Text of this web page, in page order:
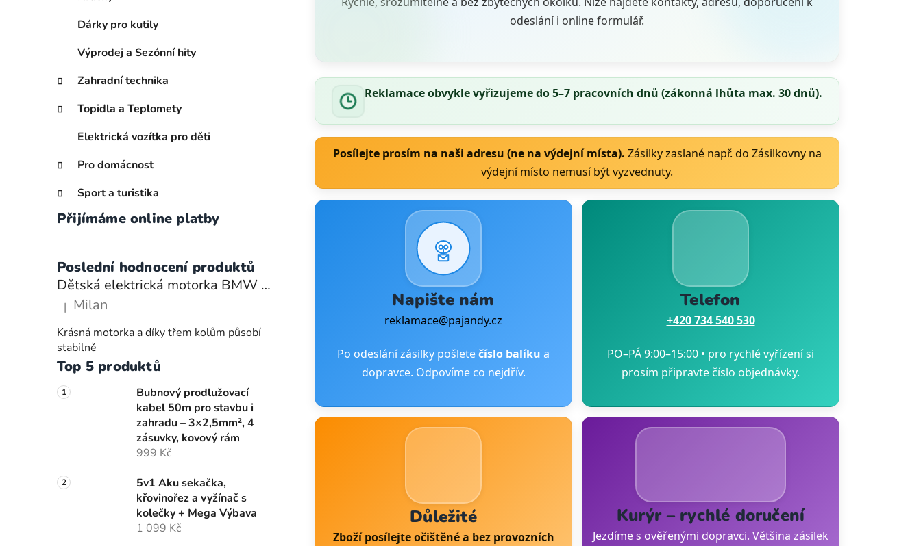
n
e
l
Dárky pro kutily
Výprodej a Sezónní hity
Zahradní technika
Topidla a Teplomety
Elektrická vozítka pro děti
Pro domácnost
Sport a turistika
Přijímáme online platby
Poslední hodnocení produktů
Dětská elektrická motorka BMW S1000RR 6V – modrá
Hodnocení produktu je 5 z 5 hvězdiček.
| Milan
Krásná motorka a díky třem kolům působí
stabilně
Top 5 produktů
Bubnový prodlužovací
kabel 50m pro stavbu i
zahradu – 3×2,5mm², 4
zásuvky, kovový rám
999 Kč
5v1 Aku sekačka,
křovinořez a vyžínač s
kolečky + Mega Výbava
1 099 Kč
odeslání i online formulář.
Reklamace obvykle vyřizujemedo 5–7 pracovních dnů (zákonná lhůta max. 30 dnů).
Posílejte prosím na naši adresu (ne na výdejní místa). Zásilky zaslané např. do Zásilkovny na
výdejní místo nemusí být vyzvednuty.
Napište nám
reklamace@pajandy.cz
Po odeslání zásilky pošletečíslo balíku a
dopravce. Odpovíme co nejdřív.
Telefon
+420 734 540 530
PO–PÁ 9:00–15:00 • pro rychlé vyřízení si
prosím připravte číslo objednávky.
Důležité
Zboží posílejte očištěné a bez provozních
Kurýr – rychlé doručení
Jezdíme s ověřenými dopravci. Většina zásilek